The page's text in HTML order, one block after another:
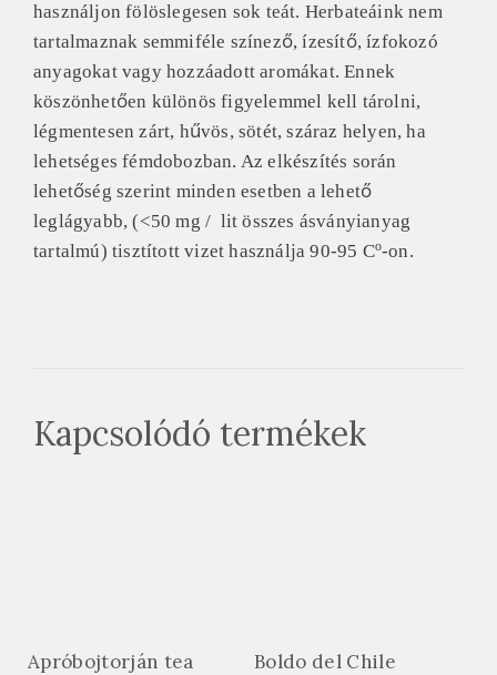
használjon fölöslegesen sok teát. Herbateáink nem
tartalmaznak semmiféle színező, ízesítő, ízfokozó
anyagokat vagy hozzáadott aromákat. Ennek
köszönhetően különös figyelemmel kell tárolni,
légmentesen zárt, hűvös, sötét, száraz helyen, ha
lehetséges fémdobozban. Az elkészítés során
lehetőség szerint minden esetben a lehető
leglágyabb, (<50 mg / lit összes ásványianyag
tartalmú) tisztított vizet használja 90-95 Co-on.
Kapcsolódó termékek
Apróbojtorján tea Boldo del Chile